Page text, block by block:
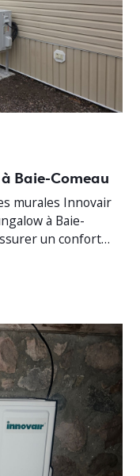
Baie-Comeau
murales Innovair
à Baie-
un confort